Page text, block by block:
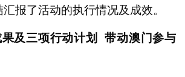
报了活动的执行情况及成效。
及三项行动计划
带动澳门参与